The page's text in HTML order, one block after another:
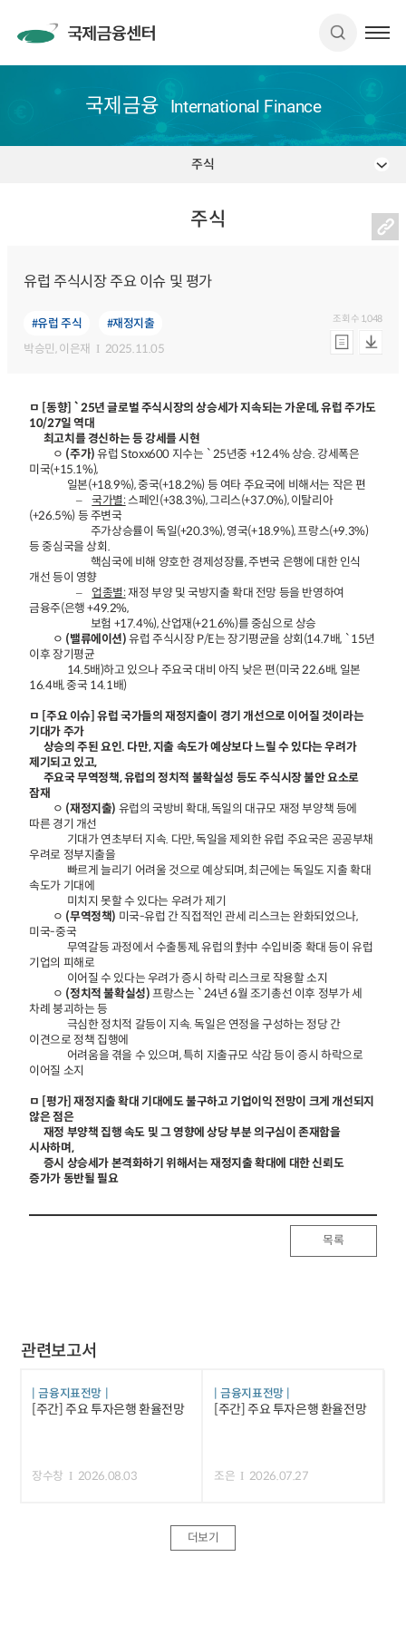
국제금융 International Finance
주식
주식
유럽 주식시장 주요 이슈 및 평가
#유럽 주식
#재정지출
박승민, 이은재 2025.11.05
조회수 1,048
ㅁ [동향] `25년 글로벌 주식시장의 상승세가 지속되는 가운데, 유럽 주가도
10/27일 역대
최고치를 경신하는 등 강세를 시현
ㅇ (주가)유럽 Stoxx600 지수는 `25년중 +12.4% 상승. 강세폭은
미국(+15.1%),
일본(+18.9%), 중국(+18.2%) 등 여타 주요국에 비해서는 작은 편
–국가별:스페인(+38.3%), 그리스(+37.0%), 이탈리아
(+26.5%) 등 주변국
주가상승률이 독일(+20.3%), 영국(+18.9%), 프랑스(+9.3%)
등 중심국을 상회.
핵심국에 비해 양호한 경제성장률, 주변국 은행에 대한 인식
개선 등이 영향
– 업종별:재정 부양 및 국방지출 확대 전망 등을 반영하여
금융주(은행 +49.2%,
보험 +17.4%), 산업재(+21.6%)를 중심으로 상승
ㅇ (밸류에이션)유럽 주식시장 P/E는 장기평균을 상회(14.7배, `15년
이후 장기평균
14.5배)하고 있으나 주요국 대비 아직 낮은 편(미국 22.6배, 일본
16.4배, 중국 14.1배)
ㅁ [주요 이슈] 유럽 국가들의 재정지출이 경기 개선으로 이어질 것이라는
기대가 주가
상승의 주된 요인. 다만, 지출 속도가 예상보다 느릴 수 있다는 우려가
제기되고 있고,
주요국 무역정책, 유럽의 정치적 불확실성 등도 주식시장 불안 요소로
잠재
ㅇ (재정지출) 유럽의 국방비 확대, 독일의 대규모 재정 부양책 등에
따른 경기 개선
기대가 연초부터 지속. 다만, 독일을 제외한 유럽 주요국은 공공부채
우려로 정부지출을
빠르게 늘리기 어려울 것으로 예상되며, 최근에는 독일도 지출 확대
속도가 기대에
미치지 못할 수 있다는 우려가 제기
ㅇ (무역정책) 미국-유럽 간 직접적인 관세 리스크는 완화되었으나,
미국-중국
무역갈등 과정에서 수출통제, 유럽의 對中 수입비중 확대 등이 유럽
기업의 피해로
이어질 수 있다는 우려가 증시 하락 리스크로 작용할 소지
ㅇ (정치적 불확실성)프랑스는 `24년 6월 조기총선 이후 정부가 세
차례 붕괴하는 등
극심한 정치적 갈등이 지속. 독일은 연정을 구성하는 정당 간
이견으로 정책 집행에
어려움을 겪을 수 있으며, 특히 지출규모 삭감 등이 증시 하락으로
이어질 소지
ㅁ [평가] 재정지출 확대 기대에도 불구하고 기업이익 전망이 크게 개선되지
않은 점은
재정 부양책 집행 속도 및 그 영향에 상당 부분 의구심이 존재함을
시사하며,
증시 상승세가 본격화하기 위해서는 재정지출 확대에 대한 신뢰도
증가가 동반될 필요
목록
관련보고서
금융지표전망
[주간] 주요 투자은행 환율전망
장수창 2026.08.03
금융지표전망
[주간] 주요 투자은행 환율전망
조은 2026.07.27
더보기